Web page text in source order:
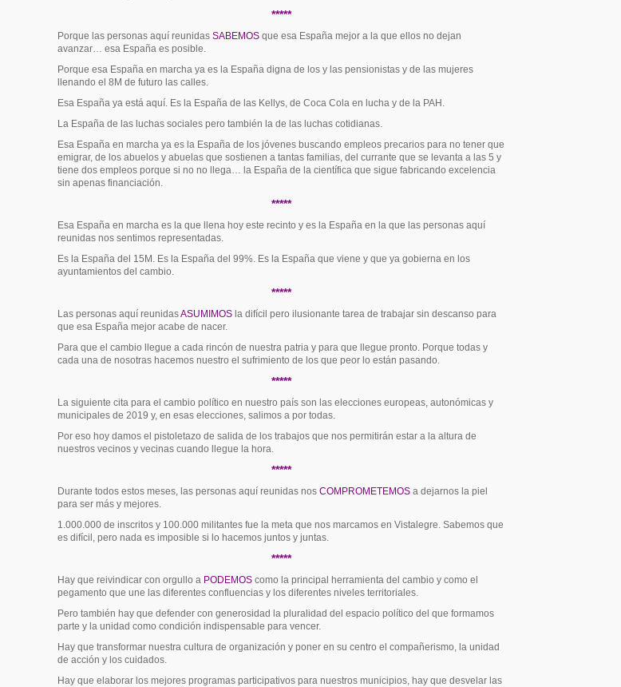
*****
Porque las personas aquí reunidas SABEMOS que esa España mejor a la que ellos no dejan
avanzar… esa España es posible.
Porque esa España en marcha ya es la España digna de los y las pensionistas y de las mujeres
llenando el 8M de futuro las calles.
Esa España ya está aquí. Es la España de las Kellys, de Coca Cola en lucha y de la PAH.
La España de las luchas sociales pero también la de las luchas cotidianas.
Esa España en marcha ya es la España de los jóvenes buscando empleos precarios para no tener que
emigrar, de los abuelos y abuelas que sostienen a tantas familias, del currante que se levanta a las 5 y
tiene dos empleos porque si no no llega… la España de la científica que sigue fabricando excelencia
sin apenas financiación.
*****
Esa España en marcha es la que llena hoy este recinto y es la España en la que las personas aquí
reunidas nos sentimos representadas.
Es la España del 15M. Es la España del 99%. Es la España que viene y que ya gobierna en los
ayuntamientos del cambio.
*****
Las personas aquí reunidasASUMIMOS la difícil pero ilusionante tarea de trabajar sin descanso para
que esa España mejor acabe de nacer.
Para que el cambio llegue a cada rincón de nuestra patria y para que llegue pronto. Porque todas y
cada una de nosotras hacemos nuestro el sufrimiento de los que peor lo están pasando.
*****
La siguiente cita para el cambio político en nuestro país son las elecciones europeas, autonómicas y
municipales de 2019 y, en esas elecciones, salimos a por todas.
Por eso hoy damos el pistoletazo de salida de los trabajos que nos permitirán estar a la altura de
nuestros vecinos y vecinas cuando llegue la hora.
*****
Durante todos estos meses, las personas aquí reunidas nos COMPROMETEMOS a dejarnos la piel
para ser más y mejores.
1.000.000 de inscritos y 100.000 militantes fue la meta que nos marcamos en Vistalegre. Sabemos que
es difícil, pero nada es imposible si lo hacemos juntos y juntas.
*****
Hay que reivindicar con orgullo a PODEMOS como la principal herramienta del cambio y como el
pegamento que une las diferentes confluencias y los diferentes niveles territoriales.
Pero también hay que defender con generosidad la pluralidad del espacio político del que formamos
parte y la unidad como condición indispensable para vencer.
Hay que transformar nuestra cultura de organización y poner en su centro el compañerismo, la unidad
de acción y los cuidados.
Hay que elaborar los mejores programas participativos para nuestros municipios, hay que desvelar las